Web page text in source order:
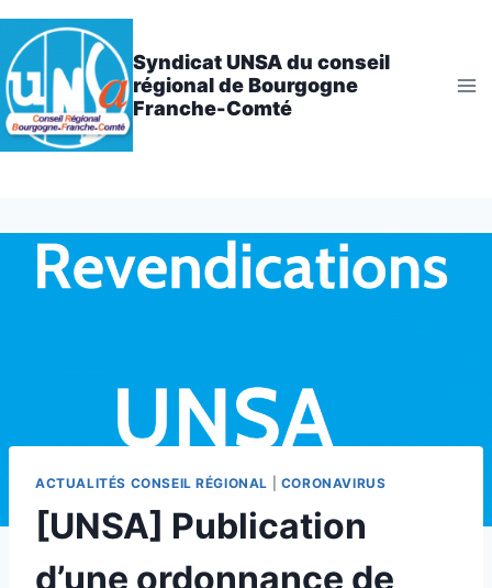
Aller
au
contenu
Syndicat UNSA du conseil
régional de Bourgogne
Franche-Comté
ACTUALITÉS CONSEIL RÉGIONAL CORONAVIRUS
[UNSA] Publication
d’une ordonnance de